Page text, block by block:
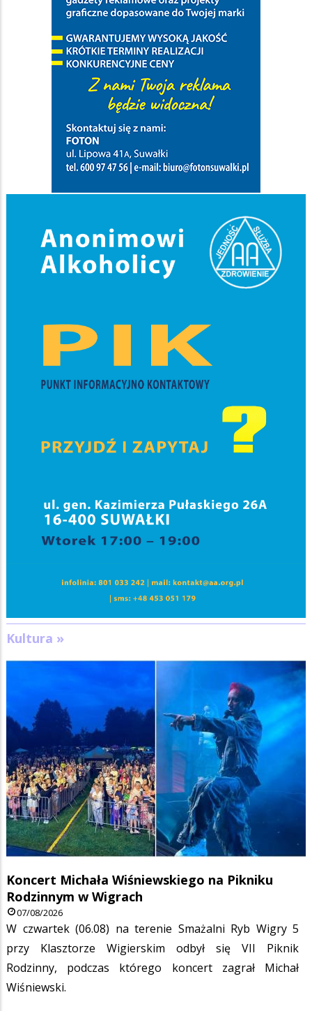
Kultura »
Koncert Michała Wiśniewskiego na Pikniku
Rodzinnym w Wigrach
07/08/2026
W czwartek (06.08) na terenie Smażalni Ryb Wigry 5
przy Klasztorze Wigierskim odbył się VII Piknik
Rodzinny, podczas którego koncert zagrał Michał
Wiśniewski.